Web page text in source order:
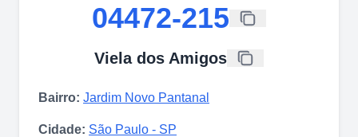
04472-215
Viela dos Amigos
Bairro: Jardim Novo Pantanal
Cidade: São Paulo - SP